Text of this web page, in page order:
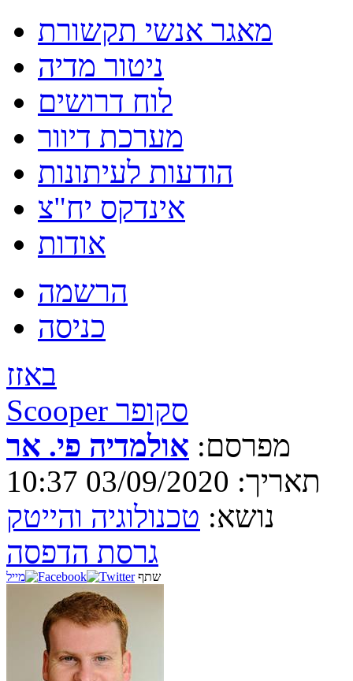
מאגר אנשי תקשורת
ניטור מדיה
לוח דרושים
מערכת דיוור
הודעות לעיתונות
אינדקס יח"צ
אודות
הרשמה
כניסה
באזז
Scooper סקופר
מפרסם: אולמדיה פי. אר
תאריך: 03/09/2020 10:37
נושא: טכנולוגיה והייטק
גרסת הדפסה
שתף מייל